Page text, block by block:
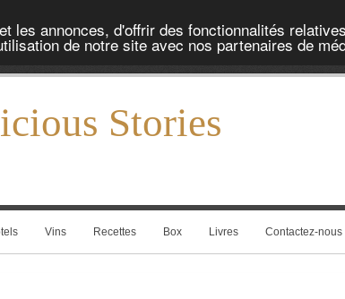
les annonces, d'offrir des fonctionnalités
de notre site avec nos partenaires de
Stories
Vins Recettes Box Livres Contactez-nous